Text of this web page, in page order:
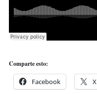
Comparte esto:
Facebook X